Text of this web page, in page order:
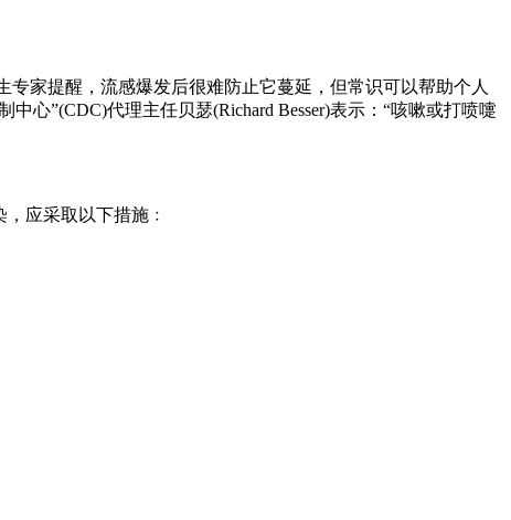
家提醒，流感爆发后很难防止它蔓延，但常识可以帮助个人
心”(CDC)代理主任贝瑟(Richard Besser)表示：“咳嗽或打喷嚏
应采取以下措施﹕